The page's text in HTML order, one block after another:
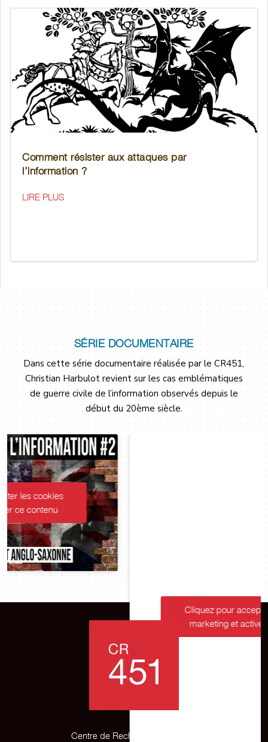
Comment résister aux attaques par
l’information ?
LIRE PLUS
SÉRIE DOCUMENTAIRE
Dans cette série documentaire réalisée par le CR451,
Christian Harbulot revient sur les cas emblématiques
de guerre civile de l’information observés depuis le
début du 20ème siècle.
Cliquez pour accepter les cookies
marketing et activer ce contenu
Centre de Recherche Appliquée